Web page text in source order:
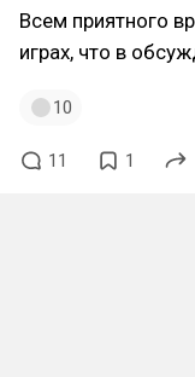
Всем приятного
играх, что в
10
11 1